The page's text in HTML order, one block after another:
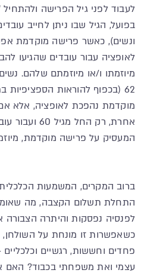
לעבוד לפני גיל הפרישה
לאופציה עבור עובדים שהגיעו
מיוזמתו ו/או מיוזמתם שלהם.
62 (בכפוף להוראות
מוקדמת נהפכת לאופציה, אלא
אחרת, רק החל
המעסיק על פרישה מוקדמת,
ברוב המקרים, המשמעות
התחלת תשלום הקצבה, מה
לפנסיה נפסקות והיתרה הצבורה
כשאפשרות זו מונחת על השולחן,
פחדים וחששות, רגשיים
עצמי ואת משפחתי בכבוד? האם